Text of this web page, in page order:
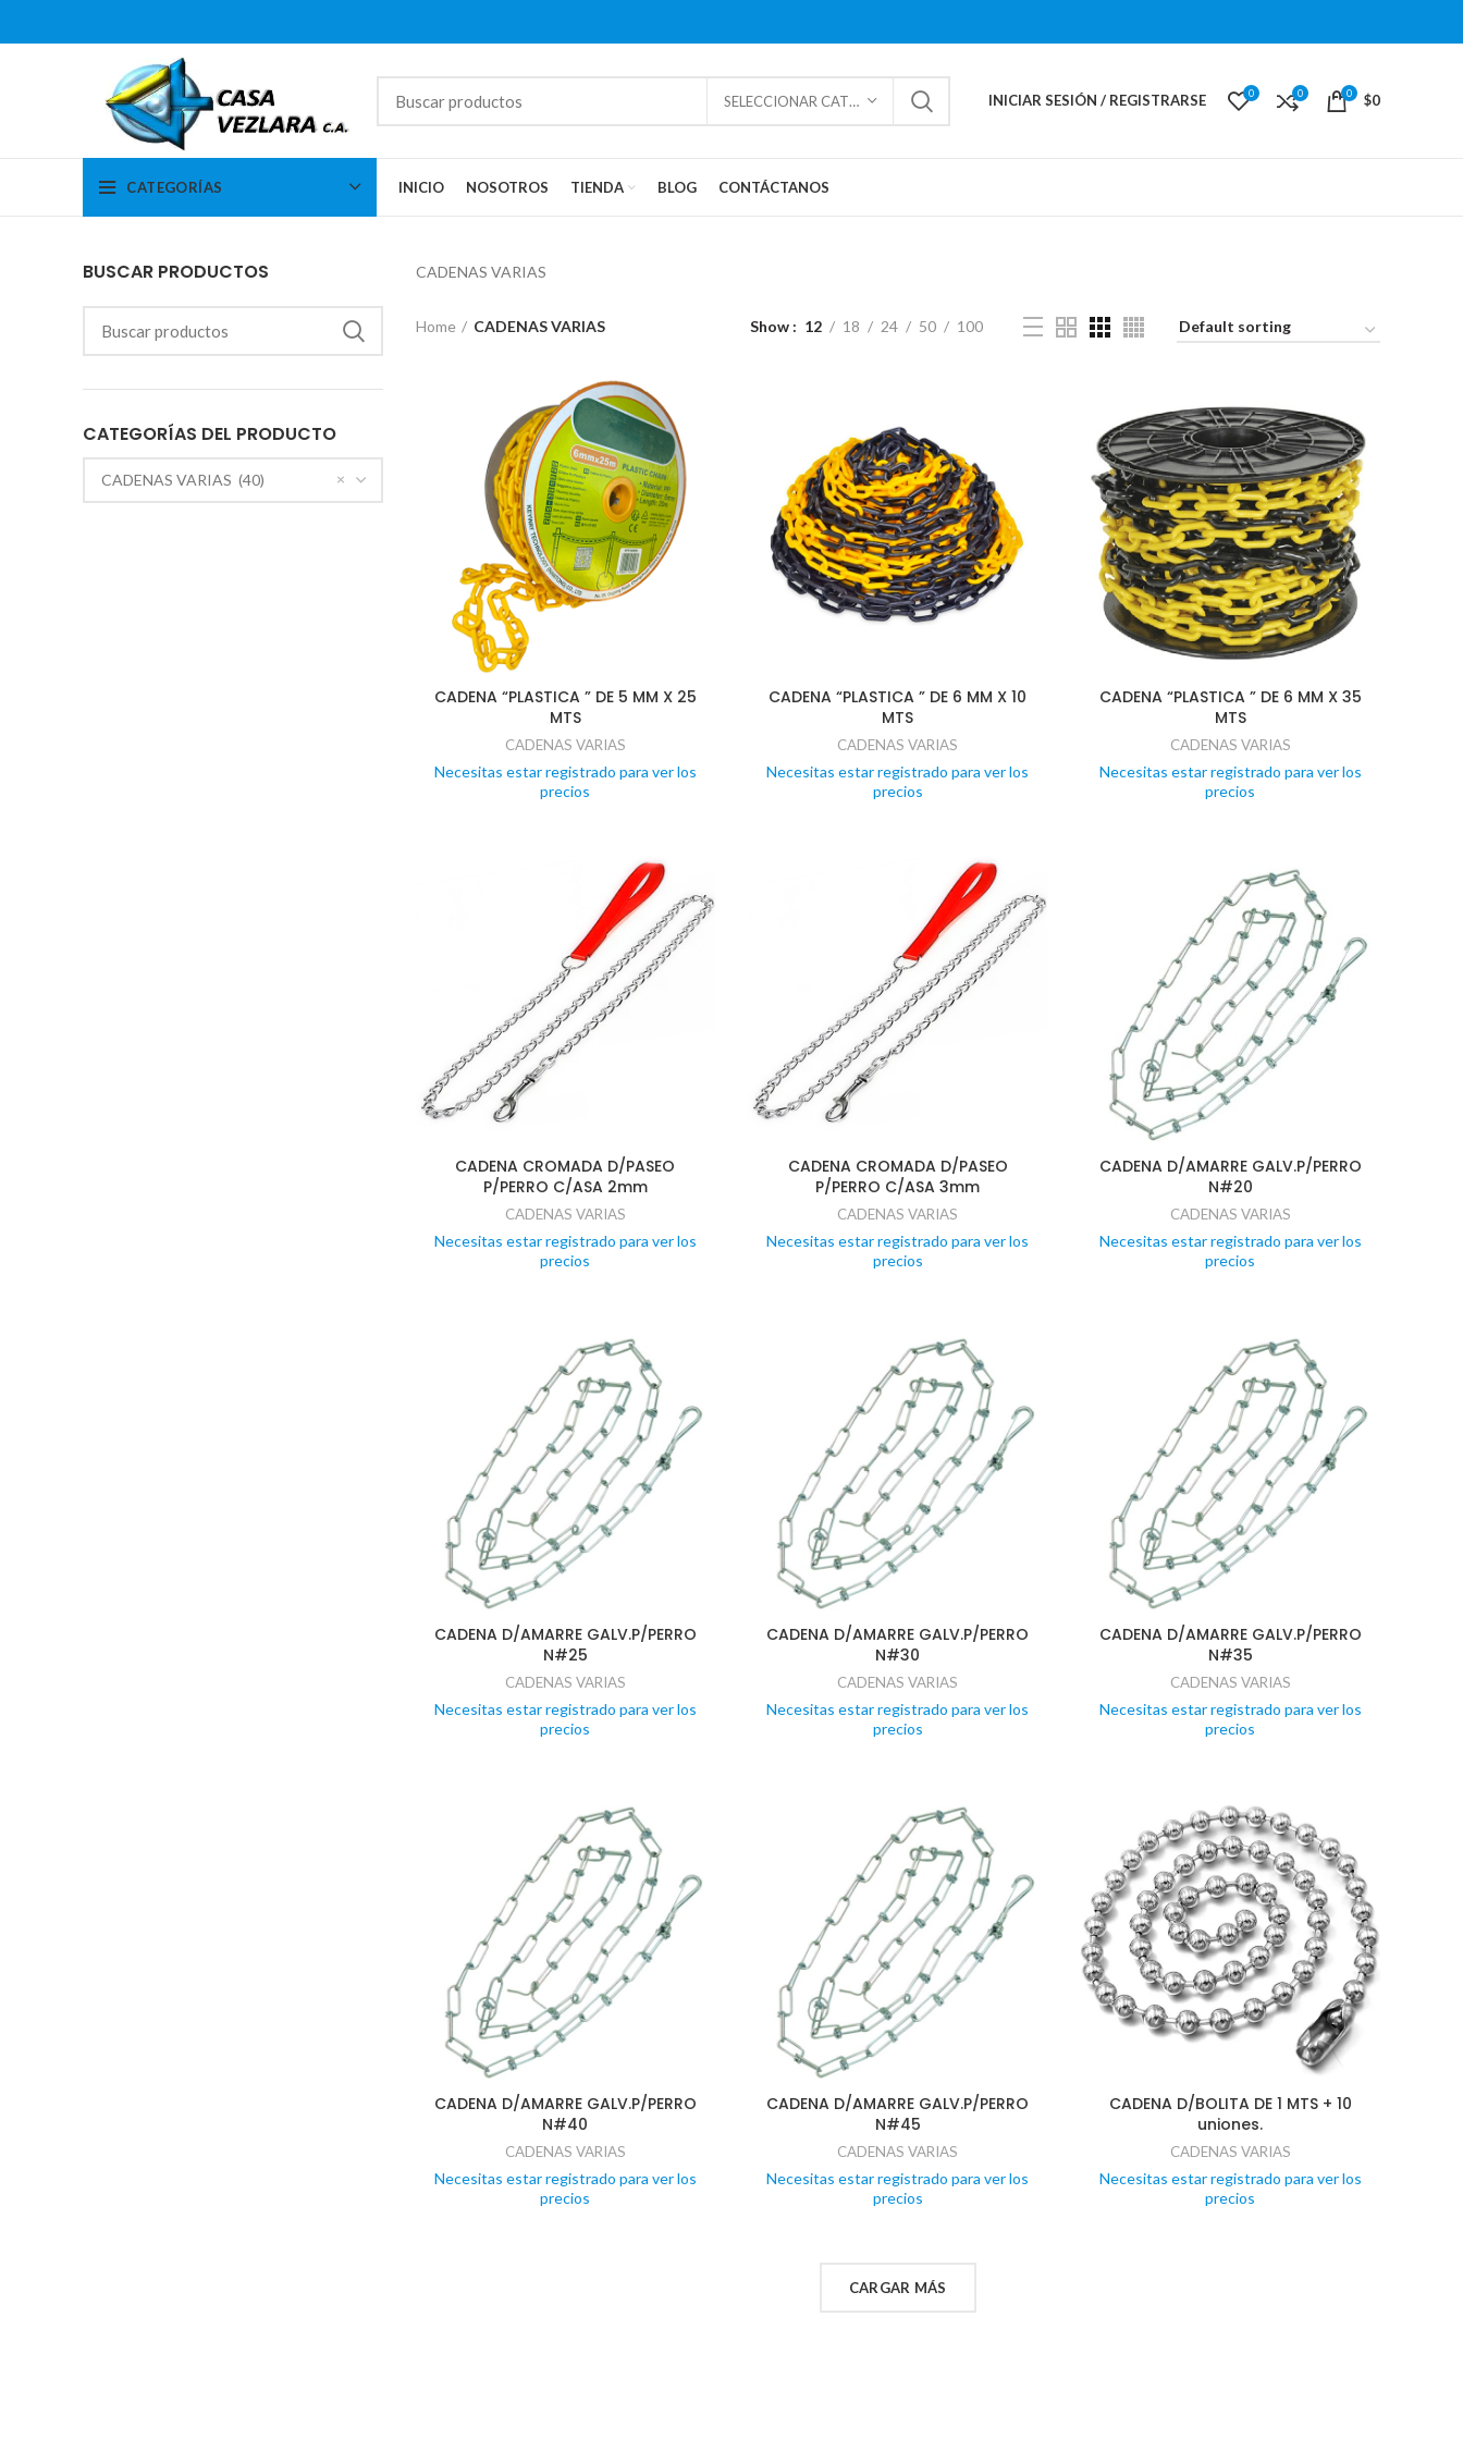
SELECCIONAR CATEGORÍAS INICIAR SESIÓN / REGISTRARSE 0 0 0 $0
CATEGORÍAS INICIO NOSOTROS TIENDA BLOG CONTÁCTANOS
BUSCAR PRODUCTOS
CATEGORÍAS DEL PRODUCTO
×
CADENAS VARIAS (40)
CADENAS VARIAS
Home CADENAS VARIAS Show 12 18 24 50 100
CADENA “PLASTICA ” DE 5 MM X 25
MTS
CADENAS VARIAS
Necesitas estar registrado para ver los
precios
CADENA “PLASTICA ” DE 6 MM X 10
MTS
CADENAS VARIAS
Necesitas estar registrado para ver los
precios
CADENA “PLASTICA ” DE 6 MM X 35
MTS
CADENAS VARIAS
Necesitas estar registrado para ver los
precios
CADENA CROMADA D/PASEO
P/PERRO C/ASA 2mm
CADENAS VARIAS
Necesitas estar registrado para ver los
precios
CADENA CROMADA D/PASEO
P/PERRO C/ASA 3mm
CADENAS VARIAS
Necesitas estar registrado para ver los
precios
CADENA D/AMARRE GALV.P/PERRO
N#20
CADENAS VARIAS
Necesitas estar registrado para ver los
precios
CADENA D/AMARRE GALV.P/PERRO
N#25
CADENAS VARIAS
Necesitas estar registrado para ver los
precios
CADENA D/AMARRE GALV.P/PERRO
N#30
CADENAS VARIAS
Necesitas estar registrado para ver los
precios
CADENA D/AMARRE GALV.P/PERRO
N#35
CADENAS VARIAS
Necesitas estar registrado para ver los
precios
CADENA D/AMARRE GALV.P/PERRO
N#40
CADENAS VARIAS
Necesitas estar registrado para ver los
precios
CADENA D/AMARRE GALV.P/PERRO
N#45
CADENAS VARIAS
Necesitas estar registrado para ver los
precios
CADENA D/BOLITA DE 1 MTS + 10
uniones.
CADENAS VARIAS
Necesitas estar registrado para ver los
precios
CARGAR MÁS